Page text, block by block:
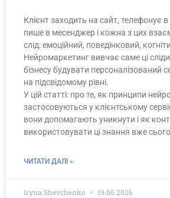
Клієнт заходить на сайт, телефонує
пише в месенджер і кожна з цих
слід: емоційний, поведінковий,
Нейромаркетинг вивчає саме ці
бізнесу будувати персоналізований
на підсвідомому рівні.
У цій статті: про те, як принципи
застосовуються у клієнтському
вони допомагають уникнути і як
використовувати ці знання вже
ЧИТАТИ ДАЛІ »
Iryna Shevchenko 19.06.2026